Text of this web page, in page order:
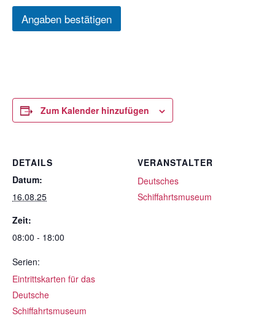
Angaben bestätigen
Zum Kalender hinzufügen
DETAILS
Datum:
16.08.25
Zeit:
08:00 - 18:00
Serien:
Eintrittskarten für das
Deutsche
Schiffahrtsmuseum
VERANSTALTER
Deutsches
Schiffahrtsmuseum